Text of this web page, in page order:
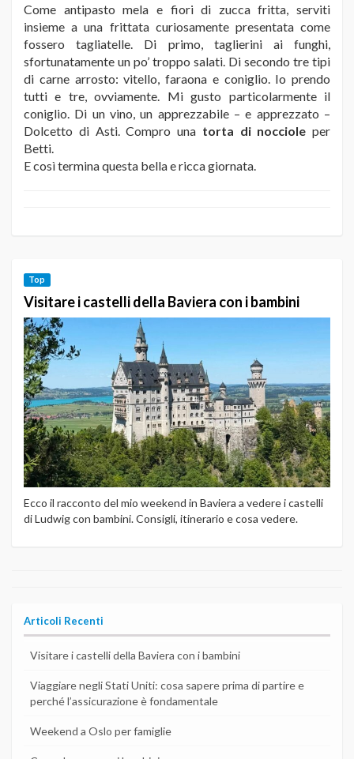
Come antipasto mela e fiori di zucca fritta, serviti
insieme a una frittata curiosamente presentata come
fossero tagliatelle. Di primo, taglierini ai funghi,
sfortunatamente un po’ troppo salati. Di secondo tre tipi
di carne arrosto: vitello, faraona e coniglio. Io prendo
tutti e tre, ovviamente. Mi gusto particolarmente il
coniglio. Di un vino, un apprezzabile – e apprezzato –
Dolcetto di Asti. Compro una torta di nocciole per
Betti.
E così termina questa bella e ricca giornata.
Top
Visitare i castelli della Baviera con i bambini
Ecco il racconto del mio weekend in Baviera a vedere i castelli
di Ludwig con bambini. Consigli, itinerario e cosa vedere.
Articoli Recenti
Visitare i castelli della Baviera con i bambini
Viaggiare negli Stati Uniti: cosa sapere prima di partire e
perché l’assicurazione è fondamentale
Weekend a Oslo per famiglie